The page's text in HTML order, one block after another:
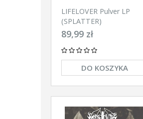
LIFELOVER Pulver LP
(SPLATTER)
89,99 zł
DO KOSZYKA